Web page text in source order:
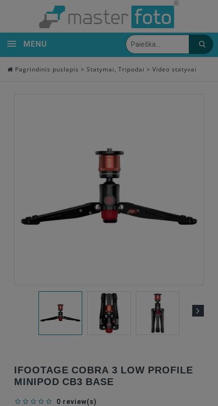
MENU
Pagrindinis puslapis > Statymai, Tripodai > Video statyvai
IFOOTAGE COBRA 3 LOW PROFILE
MINIPOD CB3 BASE
0 review(s)